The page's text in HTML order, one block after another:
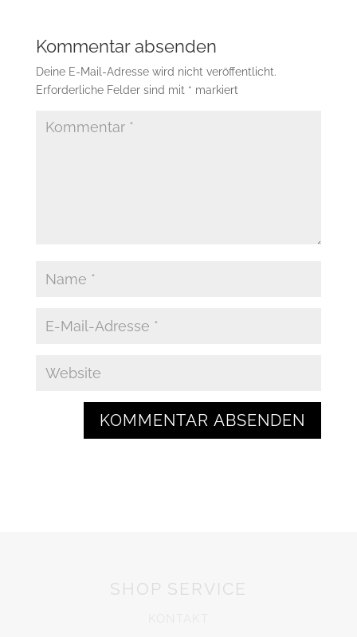
Kommentar absenden
Deine E-Mail-Adresse wird nicht veröffentlicht.
Erforderliche Felder sind mit * markiert
SHOP SERVICE